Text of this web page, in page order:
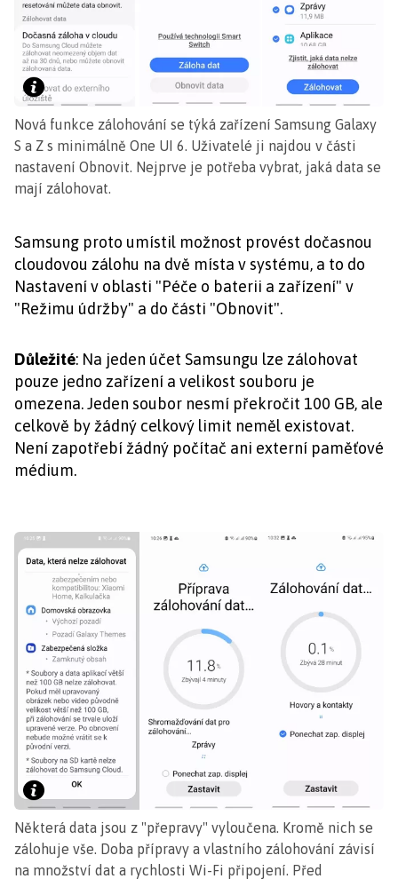
Nová funkce zálohování se týká zařízení Samsung Galaxy
S a Z s minimálně One UI 6. Uživatelé ji najdou v části
nastavení Obnovit. Nejprve je potřeba vybrat, jaká data se
mají zálohovat.
Samsung proto umístil možnost provést dočasnou
cloudovou zálohu na dvě místa v systému, a to do
Nastavení v oblasti "Péče o baterii a zařízení" v
"Režimu údržby" a do části "Obnovit".
Důležité: Na jeden účet Samsungu lze zálohovat
pouze jedno zařízení a velikost souboru je
omezena. Jeden soubor nesmí překročit 100 GB, ale
celkově by žádný celkový limit neměl existovat.
Není zapotřebí žádný počítač ani externí paměťové
médium.
Některá data jsou z "přepravy" vyloučena. Kromě nich se
zálohuje vše. Doba přípravy a vlastního zálohování závisí
na množství dat a rychlosti Wi-Fi připojení. Před